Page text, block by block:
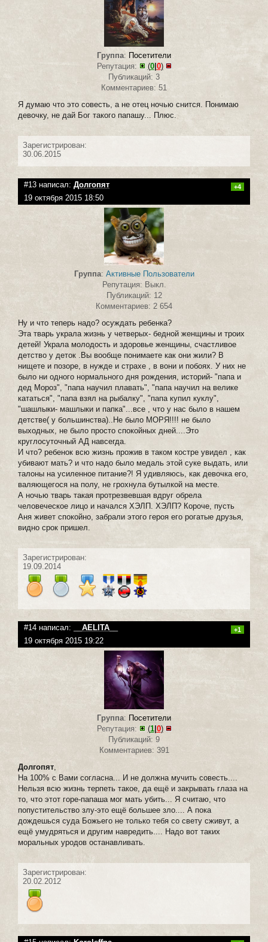
Группа: Посетители
Репутация:
(0| 0)
Публикаций: 3
Комментариев: 51
Я думаю что это совесть, а не отец ночью снится. Понимаю
девочку, не дай Бог такого папашу... Плюс.
Зарегистрирован:
30.06.2015
#13 написал: Долгопят +4
19 октября 2015 18:50
Группа: Активные Пользователи
Репутация: Выкл.
Публикаций: 12
Комментариев: 2 654
Ну и что теперь надо? осуждать ребенка?
Эта тварь украла жизнь у четверых- бедной женщины и троих
детей! Украла молодость и здоровье женщины, счастливое
детство у деток .Вы вообще понимаете как они жили? В
нищете и позоре, в нужде и страхе , в вони и побоях. У них не
было ни одного нормального дня рождения, историй- "папа и
дед Мороз", "папа научил плавать", "папа научил на велике
кататься", "папа взял на рыбалку", "папа купил куклу",
"шашлыки- машлыки и папка"...все , что у нас было в нашем
детстве( у большинства)..Не было МОРЯ!!!! не было
выходных, не было просто спокойных дней....Это
круглосуточный АД навсегда.
И что? ребенок всю жизнь прожив в таком костре увидел , как
убивают мать? и что надо было медаль этой суке выдать, или
талоны на усиленное питание?! Я удивляюсь, как девочка его,
валяющегося на полу, не грохнула бутылкой на месте.
А ночью тварь такая протрезвевшая вдруг обрела
человеческое лицо и начался ХЭЛП. ХЭЛП? Короче, пусть
Аня живет спокойно, забрали этого героя его рогатые друзья,
видно срок пришел.
Зарегистрирован:
19.09.2014
#14 написал: __AELITA__ +1
19 октября 2015 19:22
Группа: Посетители
Репутация:
(1|0)
Публикаций: 9
Комментариев: 391
Долгопят
На 100% с Вами согласна... И не должна мучить совесть....
Нельзя всю жизнь терпеть такое, да ещё и закрывать глаза на
то, что этот горе-папаша мог мать убить... Я считаю, что
попустительство злу-это ещё большее зло.... А пока
дождешься суда Божьего не только тебя со свету сживут, а
ещё умудряться и другим навредить.... Надо вот таких
моральных уродов останавливать.
Зарегистрирован:
20.02.2012